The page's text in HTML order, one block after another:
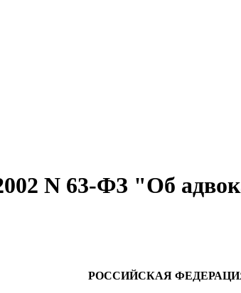
N 63-ФЗ "Об
РОССИЙСКАЯ